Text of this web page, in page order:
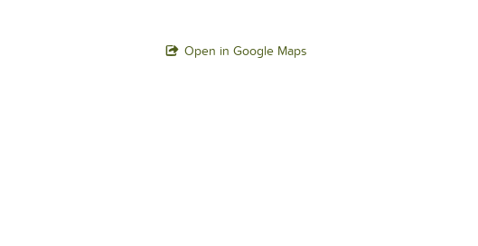
Open in Google Maps